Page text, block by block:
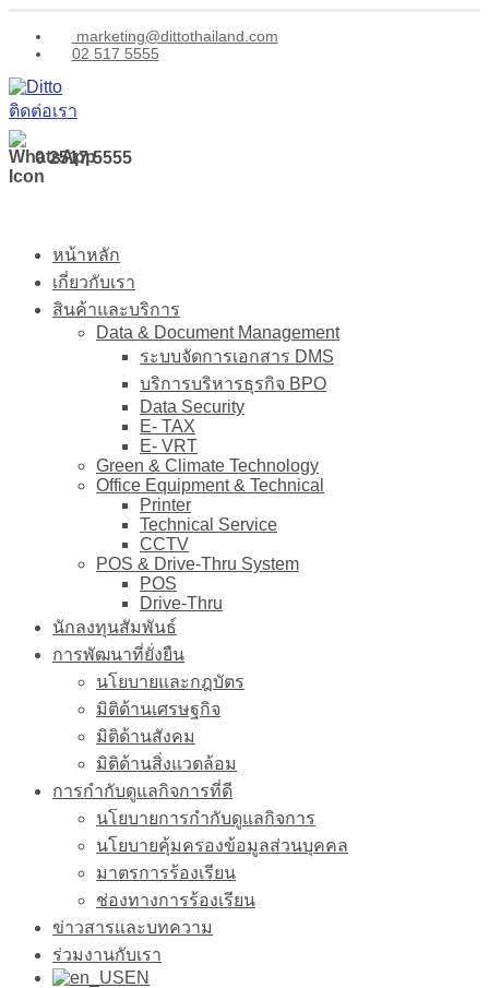
marketing@dittothailand.com
02 517 5555
ติดต่อเรา
0 2517 5555
หน้าหลัก
เกี่ยวกับเรา
สินค้าและบริการ
Data & Document Management
ระบบจัดการเอกสาร DMS
บริการบริหารธุรกิจ BPO
Data Security
E- TAX
E- VRT
Green & Climate Technology
Office Equipment & Technical
Printer
Technical Service
CCTV
POS & Drive-Thru System
POS
Drive-Thru
นักลงทุนสัมพันธ์
การพัฒนาที่ยั่งยืน
นโยบายและกฎบัตร
มิติด้านเศรษฐกิจ
มิติด้านสังคม
มิติด้านสิ่งแวดล้อม
การกำกับดูแลกิจการที่ดี
นโยบายการกำกับดูแลกิจการ
นโยบายคุ้มครองข้อมูลส่วนบุคคล
มาตรการร้องเรียน
ช่องทางการร้องเรียน
ข่าวสารและบทความ
ร่วมงานกับเรา
EN